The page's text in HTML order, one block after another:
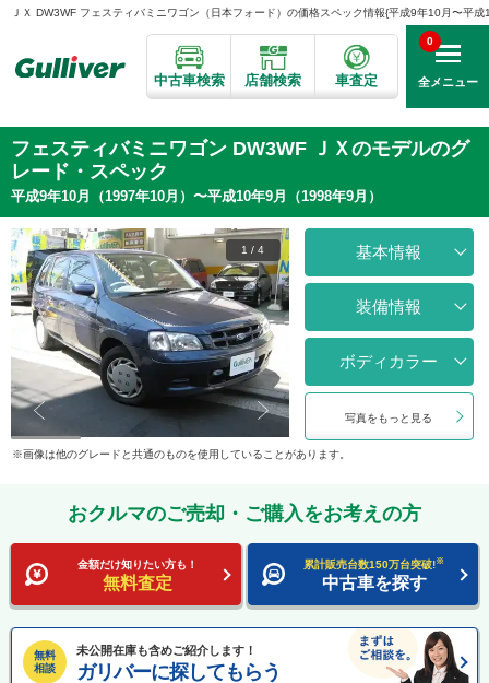
ＪＸ DW3WF フェスティバミニワゴン（日本フォード）の価格スペック情報{平成9年10月〜平
中古車検索 店舗検索 車査定 全メニュー
0
フェスティバミニワゴン DW3WF ＪＸのモデルのグ
レード・スペック
平成9年10月（1997年10月）〜平成10年9月（1998年9月）
1 /4 基本情報
装備情報
ボディカラー
写真をもっと見る
画像は他のグレードと共通のものを使用していることがあります。
おクルマのご売却・ご購入をお考えの方
金額だけ知りたい方も！
無料査定
累計販売台数150万台突破!※
中古車を探す
無料
相談
未公開在庫も含めご紹介します！
ガリバーに探してもらう